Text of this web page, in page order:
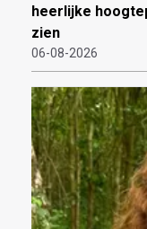
heerlijke
zien
06-08-2026